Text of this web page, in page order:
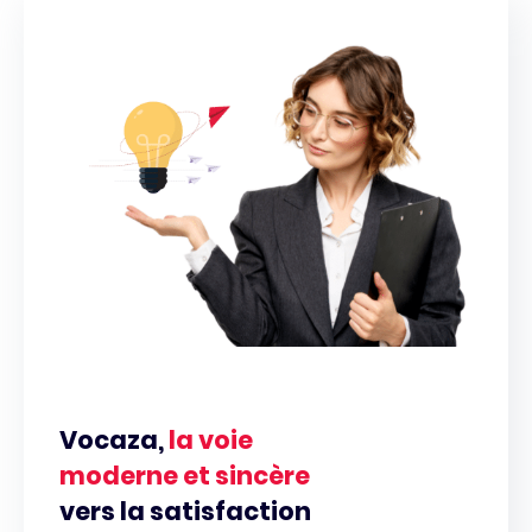
Vocaza,la voie
moderne et sincère
vers la satisfaction